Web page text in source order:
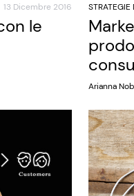
13 Dicembre 2016
le
STRATEGIE
Arianna